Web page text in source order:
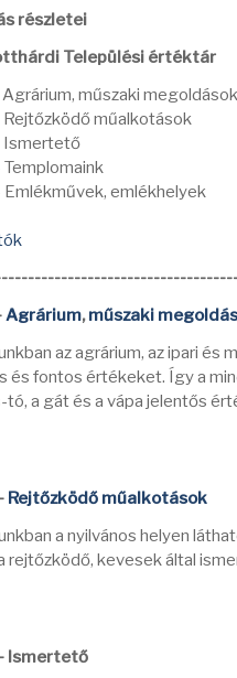
részletei
Települési értéktár
Agrárium, műszaki
Rejtőzködő műalkotások
Ismertető
Templomaink
Emlékművek, emlékhelyek
Agrárium,műszaki
az agrárium, az ipari
és fontos értékeket. Így a
tó, a gát és a vápa jelentős
Rejtőzködő műalkotások
a nyilvános helyen
rejtőzködő, kevesek által
Ismertető